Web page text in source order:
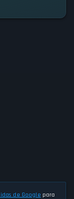
de Google para